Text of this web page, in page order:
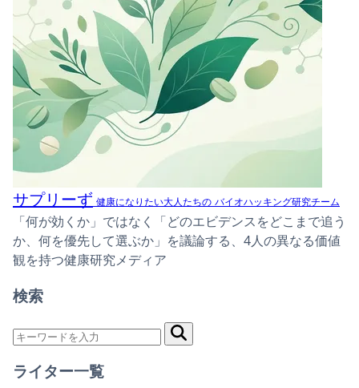
サプリーず 健康になりたい大人たちの バイオハッキング研究チーム
「何が効くか」ではなく「どのエビデンスをどこまで追う
か、何を優先して選ぶか」を議論する、4人の異なる価値
観を持つ健康研究メディア
検索
ライター一覧